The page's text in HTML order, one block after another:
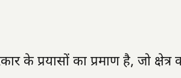
के प्रयासों का प्रमाण है, जो